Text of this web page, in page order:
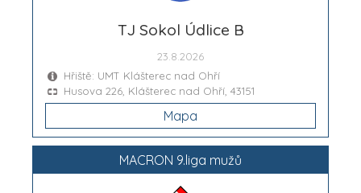
TJ Sokol Údlice B
23.8.2026
Hřiště: UMT Klášterec nad Ohří
Husova 226, Klášterec nad Ohří, 43151
Mapa
MACRON 9.liga mužů